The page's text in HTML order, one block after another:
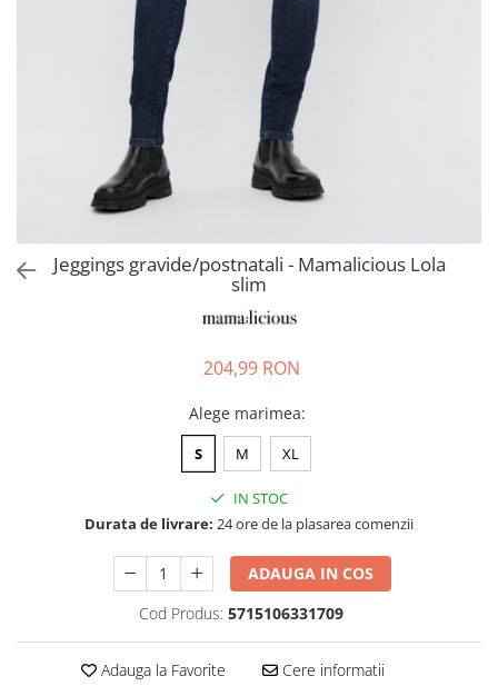
Pantaloni scurți pentru gravide
Sutiene / Bustiere / Maiouri
Pijamale Gravide
Dresuri Gravide
Geci și Paltoane
Jeggings gravide/postnatali - Mamalicious Lola
slim
204,99 RON
Alege marimea:
S M XL
IN STOC
Durata de livrare: 24 ore de la plasarea comenzii
ADAUGA IN COS
Cod Produs: 5715106331709
Adauga la Favorite Cere informatii